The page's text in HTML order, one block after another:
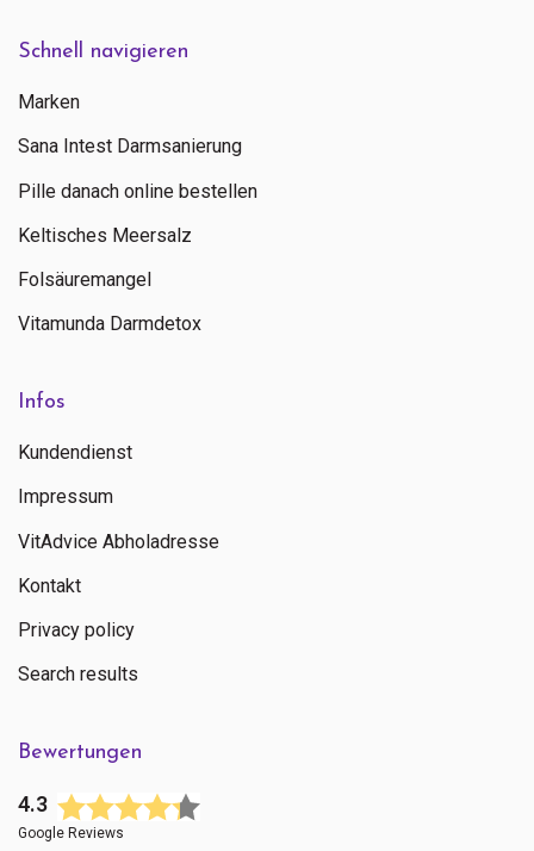
Schnell navigieren
Marken
Sana Intest Darmsanierung
Pille danach online bestellen
Keltisches Meersalz
Folsäuremangel
Vitamunda Darmdetox
Infos
Kundendienst
Impressum
VitAdvice Abholadresse
Kontakt
Privacy policy
Search results
Bewertungen
4.3
Google Reviews